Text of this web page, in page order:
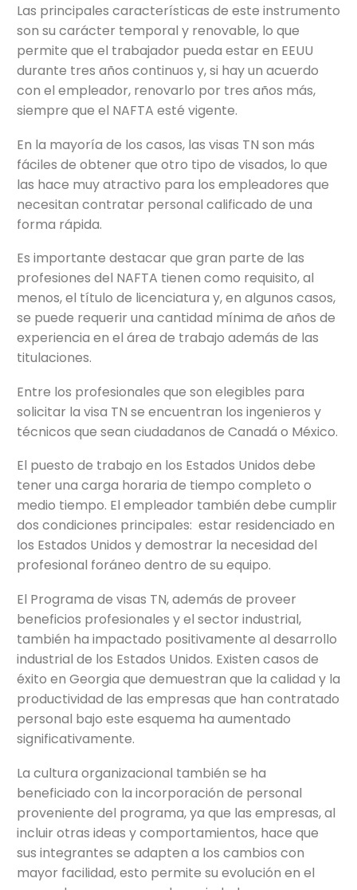
Las principales características de este instrumento
son su carácter temporal y renovable, lo que
permite que el trabajador pueda estar en EEUU
durante tres años continuos y, si hay un acuerdo
con el empleador, renovarlo por tres años más,
siempre que el NAFTA esté vigente.
En la mayoría de los casos, las visas TN son más
fáciles de obtener que otro tipo de visados, lo que
las hace muy atractivo para los empleadores que
necesitan contratar personal calificado de una
forma rápida.
Es importante destacar que gran parte de las
profesiones del NAFTA tienen como requisito, al
menos, el título de licenciatura y, en algunos casos,
se puede requerir una cantidad mínima de años de
experiencia en el área de trabajo además de las
titulaciones.
Entre los profesionales que son elegibles para
solicitar la visa TN se encuentran los ingenieros y
técnicos que sean ciudadanos de Canadá o México.
El puesto de trabajo en los Estados Unidos debe
tener una carga horaria de tiempo completo o
medio tiempo. El empleador también debe cumplir
dos condiciones principales: estar residenciado en
los Estados Unidos y demostrar la necesidad del
profesional foráneo dentro de su equipo.
El Programa de visas TN, además de proveer
beneficios profesionales y el sector industrial,
también ha impactado positivamente al desarrollo
industrial de los Estados Unidos. Existen casos de
éxito en Georgia que demuestran que la calidad y la
productividad de las empresas que han contratado
personal bajo este esquema ha aumentado
significativamente.
La cultura organizacional también se ha
beneficiado con la incorporación de personal
proveniente del programa, ya que las empresas, al
incluir otras ideas y comportamientos, hace que
sus integrantes se adapten a los cambios con
mayor facilidad, esto permite su evolución en el